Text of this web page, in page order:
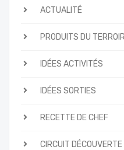
ACTUALITÉ
PRODUITS DU TERROIR
IDÉES ACTIVITÉS
IDÉES SORTIES
RECETTE DE CHEF
CIRCUIT DÉCOUVERTE